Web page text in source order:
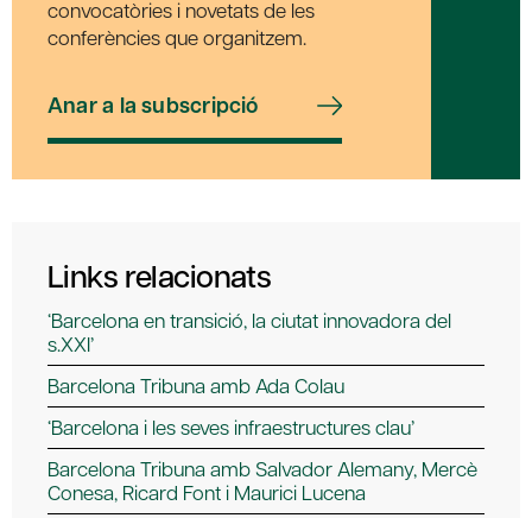
convocatòries i novetats de les
conferències que organitzem.
Anar a la subscripció
Links relacionats
‘Barcelona en transició, la ciutat innovadora del
s.XXI’
Barcelona Tribuna amb Ada Colau
‘Barcelona i les seves infraestructures clau’
Barcelona Tribuna amb Salvador Alemany, Mercè
Conesa, Ricard Font i Maurici Lucena